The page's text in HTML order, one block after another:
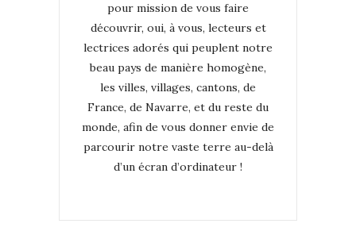
pour mission de vous faire
découvrir, oui, à vous, lecteurs et
lectrices adorés qui peuplent notre
beau pays de manière homogène,
les villes, villages, cantons, de
France, de Navarre, et du reste du
monde, afin de vous donner envie de
parcourir notre vaste terre au-delà
d’un écran d’ordinateur !